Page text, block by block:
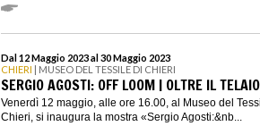
Dal 12 Maggio 2023 al 30 Maggio 2023
CHIERI | MUSEO DEL TESSILE DI CHIERI
SERGIO AGOSTI: OFF LOOM | OLTRE IL TELAIO
Venerdì 12 maggio, alle ore 16.00, al Museo del
Chieri, si inaugura la mostra «Sergio Agosti:&nb...